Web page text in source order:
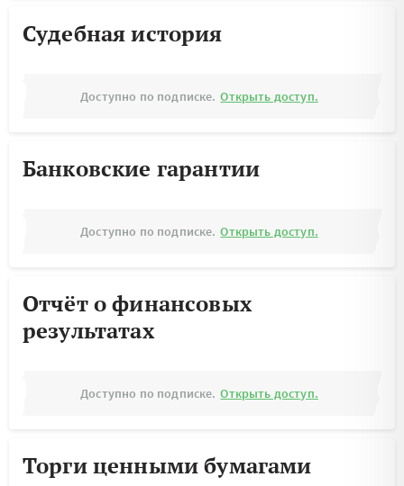
Судебная история
Доступно по подписке. Открыть доступ.
Банковские гарантии
Доступно по подписке. Открыть доступ.
Отчёт о финансовых
результатах
Доступно по подписке. Открыть доступ.
Торги ценными бумагами